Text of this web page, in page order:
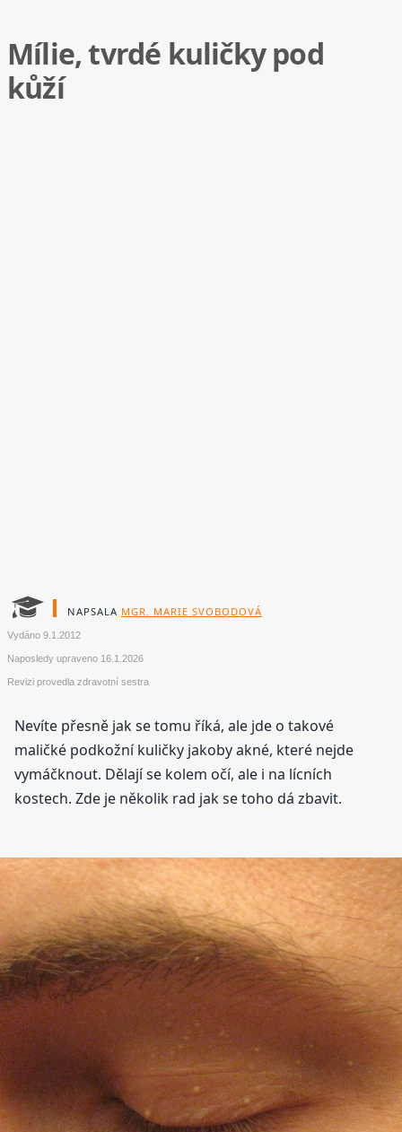
Mílie, tvrdé kuličky pod
kůží
NAPSALA MGR. MARIE SVOBODOVÁ
Vydáno 9.1.2012
Naposledy upraveno 16.1.2026
Revizi provedla zdravotní sestra
Nevíte přesně jak se tomu říká, ale jde o takové
maličké podkožní kuličky jakoby akné, které nejde
vymáčknout. Dělají se kolem očí, ale i na lícních
kostech. Zde je několik rad jak se toho dá zbavit.